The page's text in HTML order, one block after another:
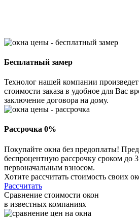
Бесплатный замер
Технолог нашей компании
стоимости заказа в удобное для Вас
заключение договора на дому.
Рассрочка 0%
Покупайте окна без предоплаты!
беспроцентную рассрочку сроком до
первоначальным взносом.
Хотите рассчитать стоимость своих
Рассчитать
Сравнение стоимости окон
в известных компаниях